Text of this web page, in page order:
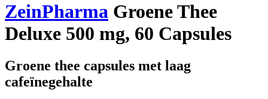
ZeinPharma Groene Thee
Deluxe 500 mg, 60 Capsules
Groene thee capsules met laag
cafeïnegehalte